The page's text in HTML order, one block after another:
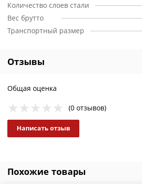
Количество слоев стали
Вес брутто
Транспортный размер
Отзывы
Общая оценка
(0 отзывов)
Написать отзыв
Похожие товары